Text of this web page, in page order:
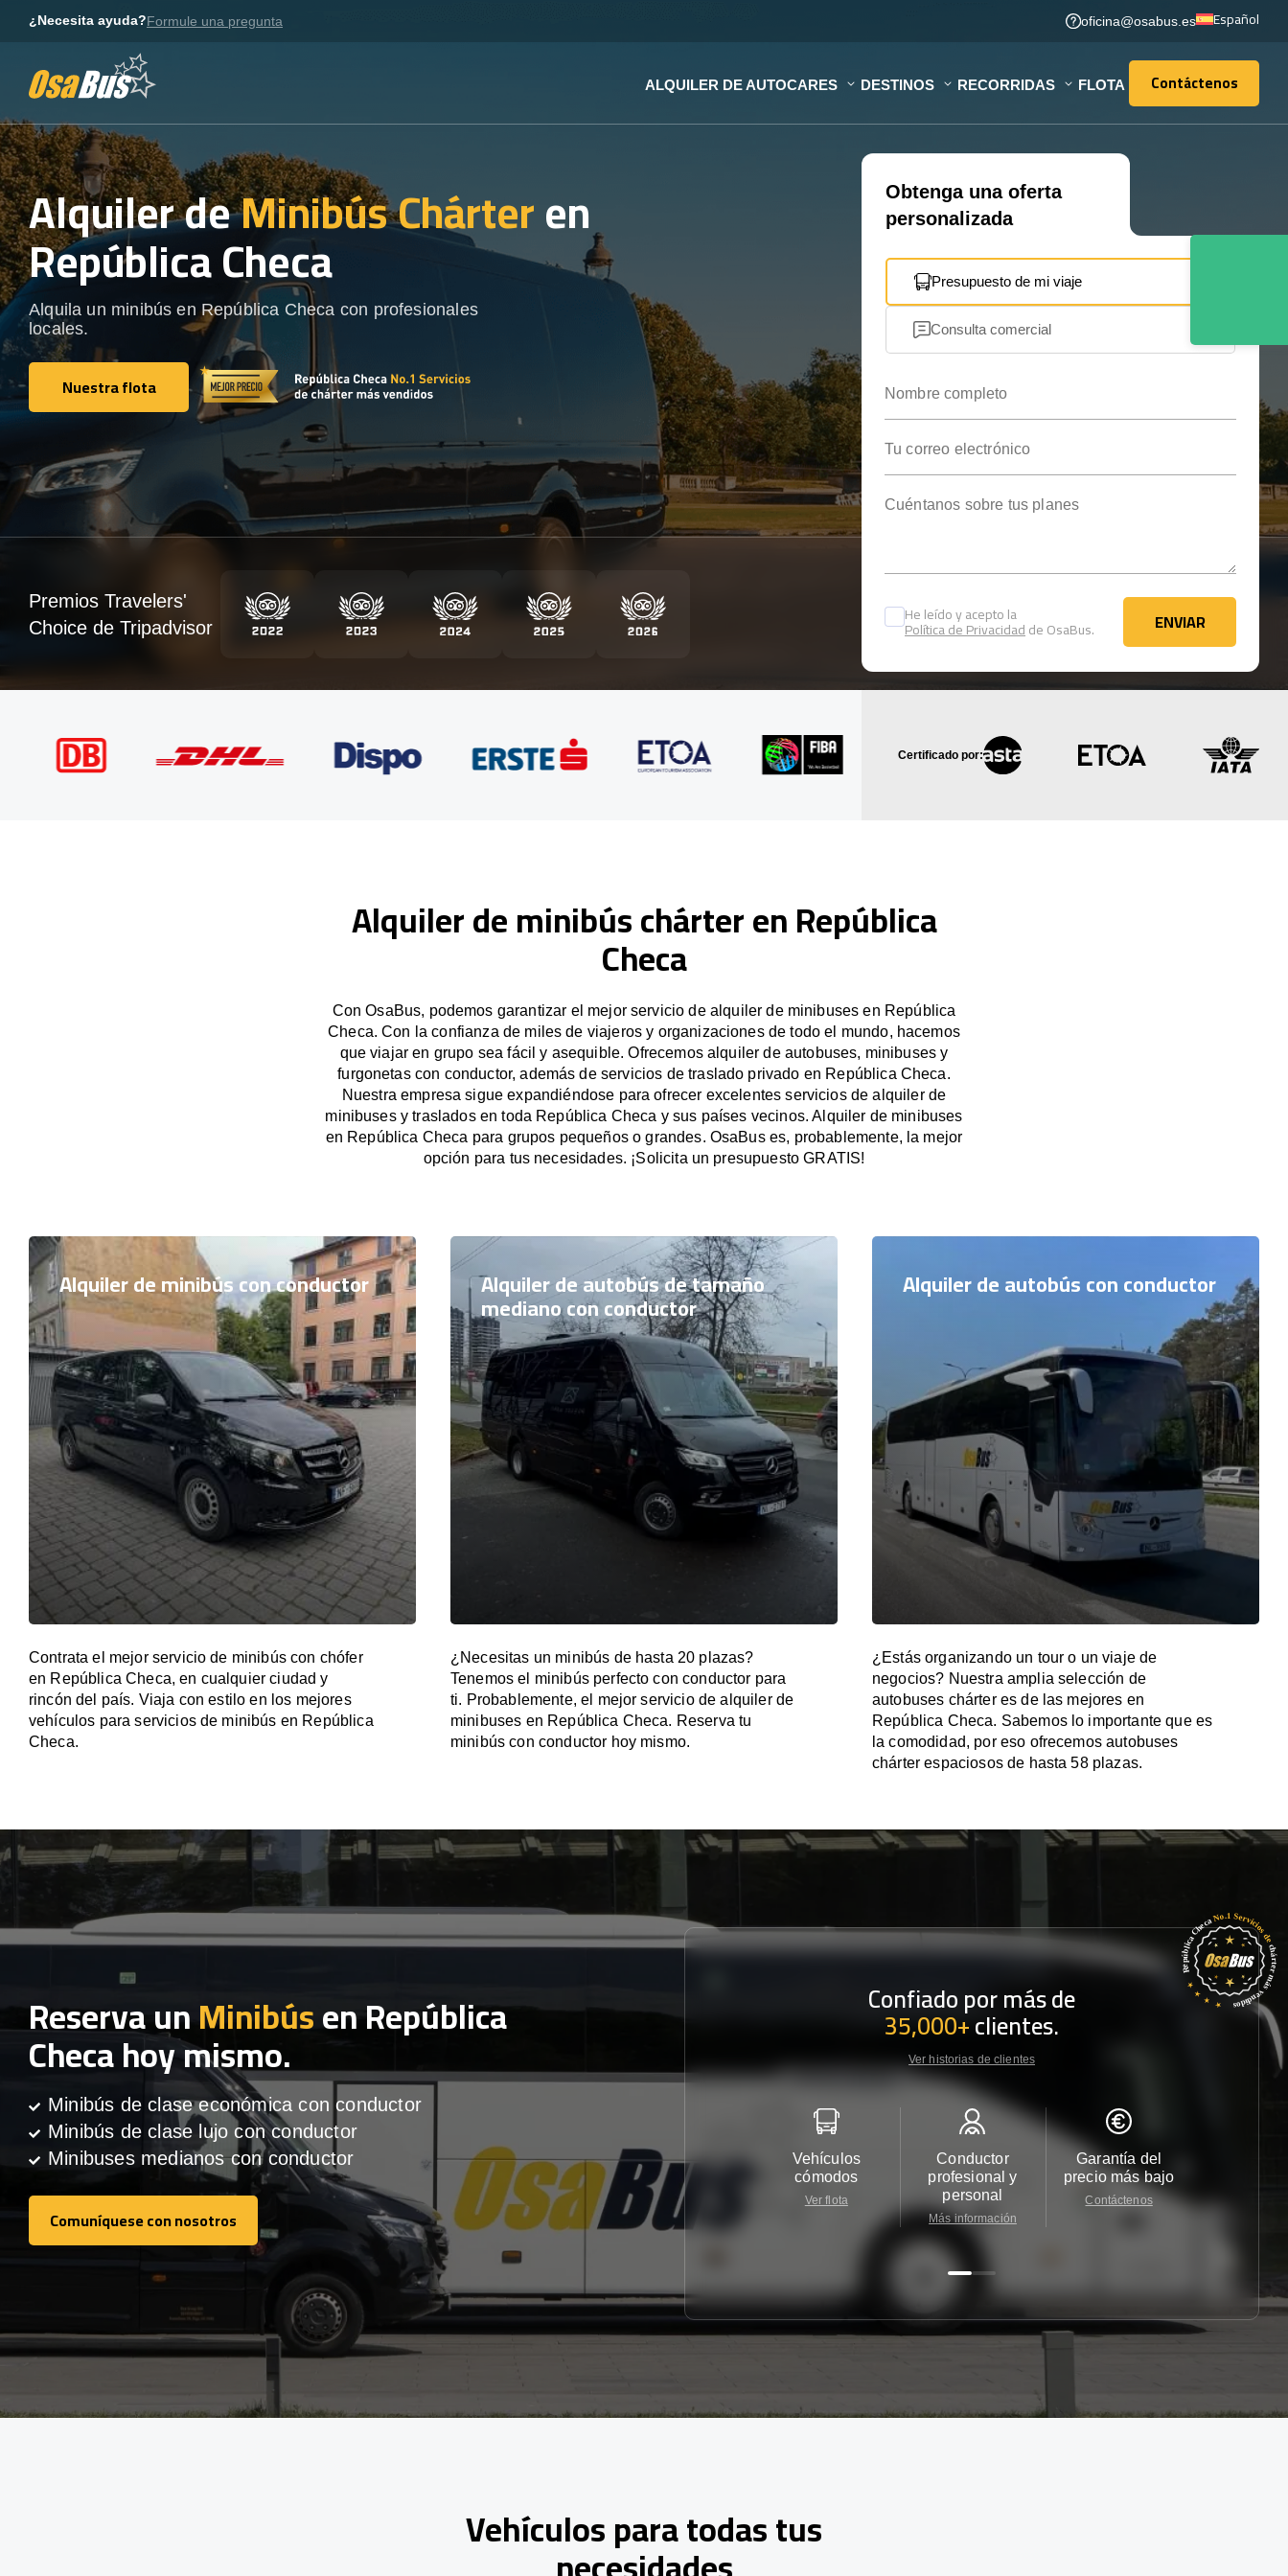
¿Necesita ayuda?Formule una pregunta oficina@osabus.es Español
ALQUILER DE AUTOCARES DESTINOS RECORRIDAS FLOTA Contáctenos
Contáctenos
Alquiler deMinibús Chárteren
República Checa
Alquila un minibús en República Checa con profesionales
locales.
Nuestra flota
Nuestra flota
Obtenga una oferta
personalizada
Presupuesto de mi viaje
Consulta comercial
He leído y acepto la
Política de Privacidadde OsaBus. ENVIAR
ENVIAR
Premios Travelers'
Choice de Tripadvisor
Certificado por:
Alquiler de minibús chárter en República
Checa
Con OsaBus, podemos garantizar el mejor servicio de alquiler de minibuses en República
Checa. Con la confianza de miles de viajeros y organizaciones de todo el mundo, hacemos
que viajar en grupo sea fácil y asequible. Ofrecemos alquiler de autobuses, minibuses y
furgonetas con conductor, además de servicios de traslado privado en República Checa.
Nuestra empresa sigue expandiéndose para ofrecer excelentes servicios de alquiler de
minibuses y traslados en toda República Checa y sus países vecinos. Alquiler de minibuses
en República Checa para grupos pequeños o grandes. OsaBus es, probablemente, la mejor
opción para tus necesidades. ¡Solicita un presupuesto GRATIS!
Alquiler de minibús con conductor
Contrata el mejor servicio de minibús con chófer
en República Checa, en cualquier ciudad y
rincón del país. Viaja con estilo en los mejores
vehículos para servicios de minibús en República
Checa.
Alquiler de autobús de tamaño
mediano con conductor
¿Necesitas un minibús de hasta 20 plazas?
Tenemos el minibús perfecto con conductor para
ti. Probablemente, el mejor servicio de alquiler de
minibuses en República Checa. Reserva tu
minibús con conductor hoy mismo.
Alquiler de autobús con conductor
¿Estás organizando un tour o un viaje de
negocios? Nuestra amplia selección de
autobuses chárter es de las mejores en
República Checa. Sabemos lo importante que es
la comodidad, por eso ofrecemos autobuses
chárter espaciosos de hasta 58 plazas.
Reserva unMinibúsen República
Checa hoy mismo.
Minibús de clase económica con conductor
Minibús de clase lujo con conductor
Minibuses medianos con conductor
Comuníquese con nosotros
Comuníquese con nosotros
Confiado por más de
35,000+clientes.
Ver historias de clientes
Vehículos
cómodos
Ver flota
Conductor
profesional y
personal
Más información
Garantía del
precio más bajo
Contáctenos
Vehículos para todas tus